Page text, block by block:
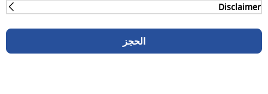
Disclaimer
الحجز